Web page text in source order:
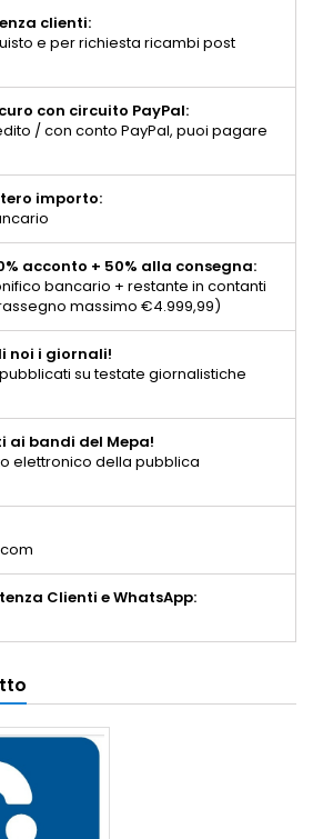
clienti:
e per richiesta ricambi post
con circuito PayPal:
/ con conto PayPal, puoi pagare
importo:
acconto + 50% alla consegna:
bancario + restante in contanti
massimo €4.999,99)
noi i giornali!
su testate giornalistiche
ai bandi del Mepa!
elettronico della pubblica
Clienti e WhatsApp: